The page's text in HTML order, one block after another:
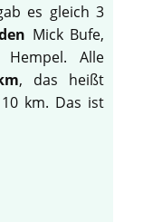
es gleich 3
Mick Bufe,
Alle
, das heißt
km. Das ist